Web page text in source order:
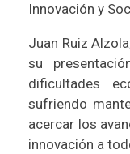
Innovación y
Juan Ruiz
su
dificultades
sufriendo
acercar los
innovación a